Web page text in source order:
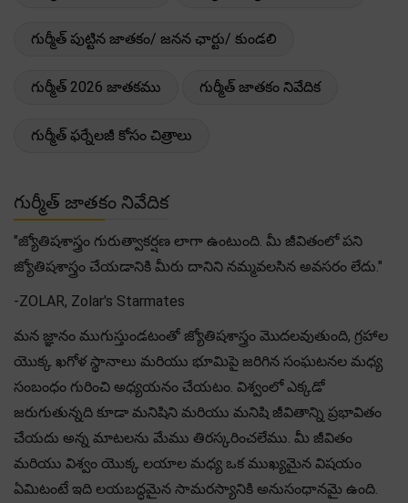
గుర్మీత్ పుట్టిన జాతకం/ జనన ఛార్టు/ కుండలి
గుర్మీత్ 2026 జాతకము గుర్మీత్ జాతకం నివేదిక
గుర్మీత్ ఫర్నేలజీ కోసం చిత్రాలు
గుర్మీత్ జాతకం నివేదిక
"జ్యోతిషశాస్త్రం గురుత్వాకర్షణ లాగా ఉంటుంది. మీ జీవితంలో పని
జ్యోతిషశాస్త్రం చేయడానికి మీరు దానిని నమ్మవలసిన అవసరం లేదు."
-ZOLAR, Zolar's Starmates
మన జ్ఞానం ముగుస్తుండటంతో జ్యోతిషశాస్త్రం మొదలవుతుంది, గ్రహాల
యొక్క ఖగోళ స్థానాలు మరియు భూమిపై జరిగిన సంఘటనల మధ్య
సంబంధం గురించి అధ్యయనం చేయటం. విశ్వంలో ఎక్కడో
జరుగుతున్నది కూడా మనిషిని మరియు మనిషి జీవితాన్ని ప్రభావితం
చేయదు అన్న మాటలను మేము తిరస్కరించలేము. మీ జీవితం
మరియు విశ్వం యొక్క లయాల మధ్య ఒక ముఖ్యమైన విషయం
ఏమిటంటే ఇది లయబద్ధమైన సామరస్యానికి అనుసంధానమై ఉంది.